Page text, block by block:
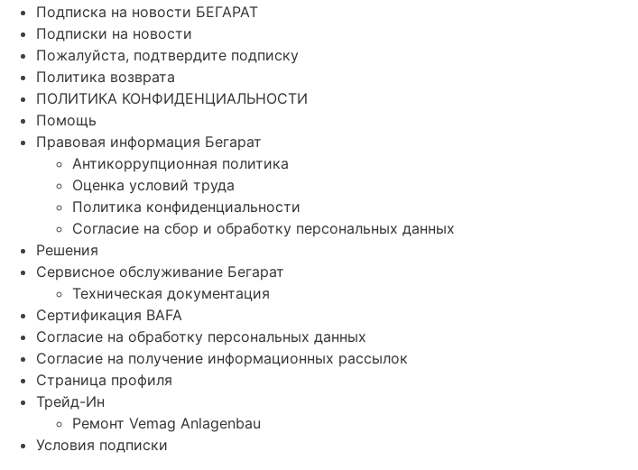
Подписка на новости БЕГАРАТ
Подписки на новости
Пожалуйста, подтвердите подписку
Политика возврата
ПОЛИТИКА КОНФИДЕНЦИАЛЬНОСТИ
Помощь
Правовая информация Бегарат
Антикоррупционная политика
Оценка условий труда
Политика конфиденциальности
Согласие на сбор и обработку персональных данных
Решения
Сервисное обслуживание Бегарат
Техническая документация
Сертификация BAFA
Согласие на обработку персональных данных
Согласие на получение информационных рассылок
Страница профиля
Трейд-Ин
Ремонт Vemag Anlagenbau
Условия подписки